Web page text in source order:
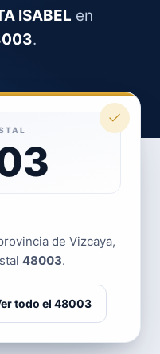
ISABEL en
.
de Vizcaya,
48003.
todo el 48003